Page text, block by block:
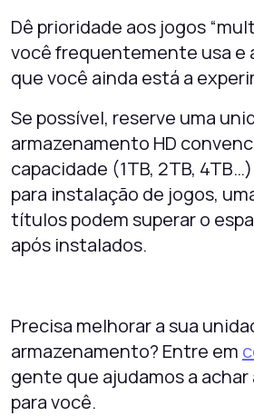
Dê prioridade aos jogos
você frequentemente usa e
que você ainda está a
Se possível, reserve uma
armazenamento HD
capacidade (1TB, 2TB,
para instalação de jogos,
títulos podem superar o
após instalados.
Precisa melhorar a sua
armazenamento? Entre em
gente que ajudamos a
para você.